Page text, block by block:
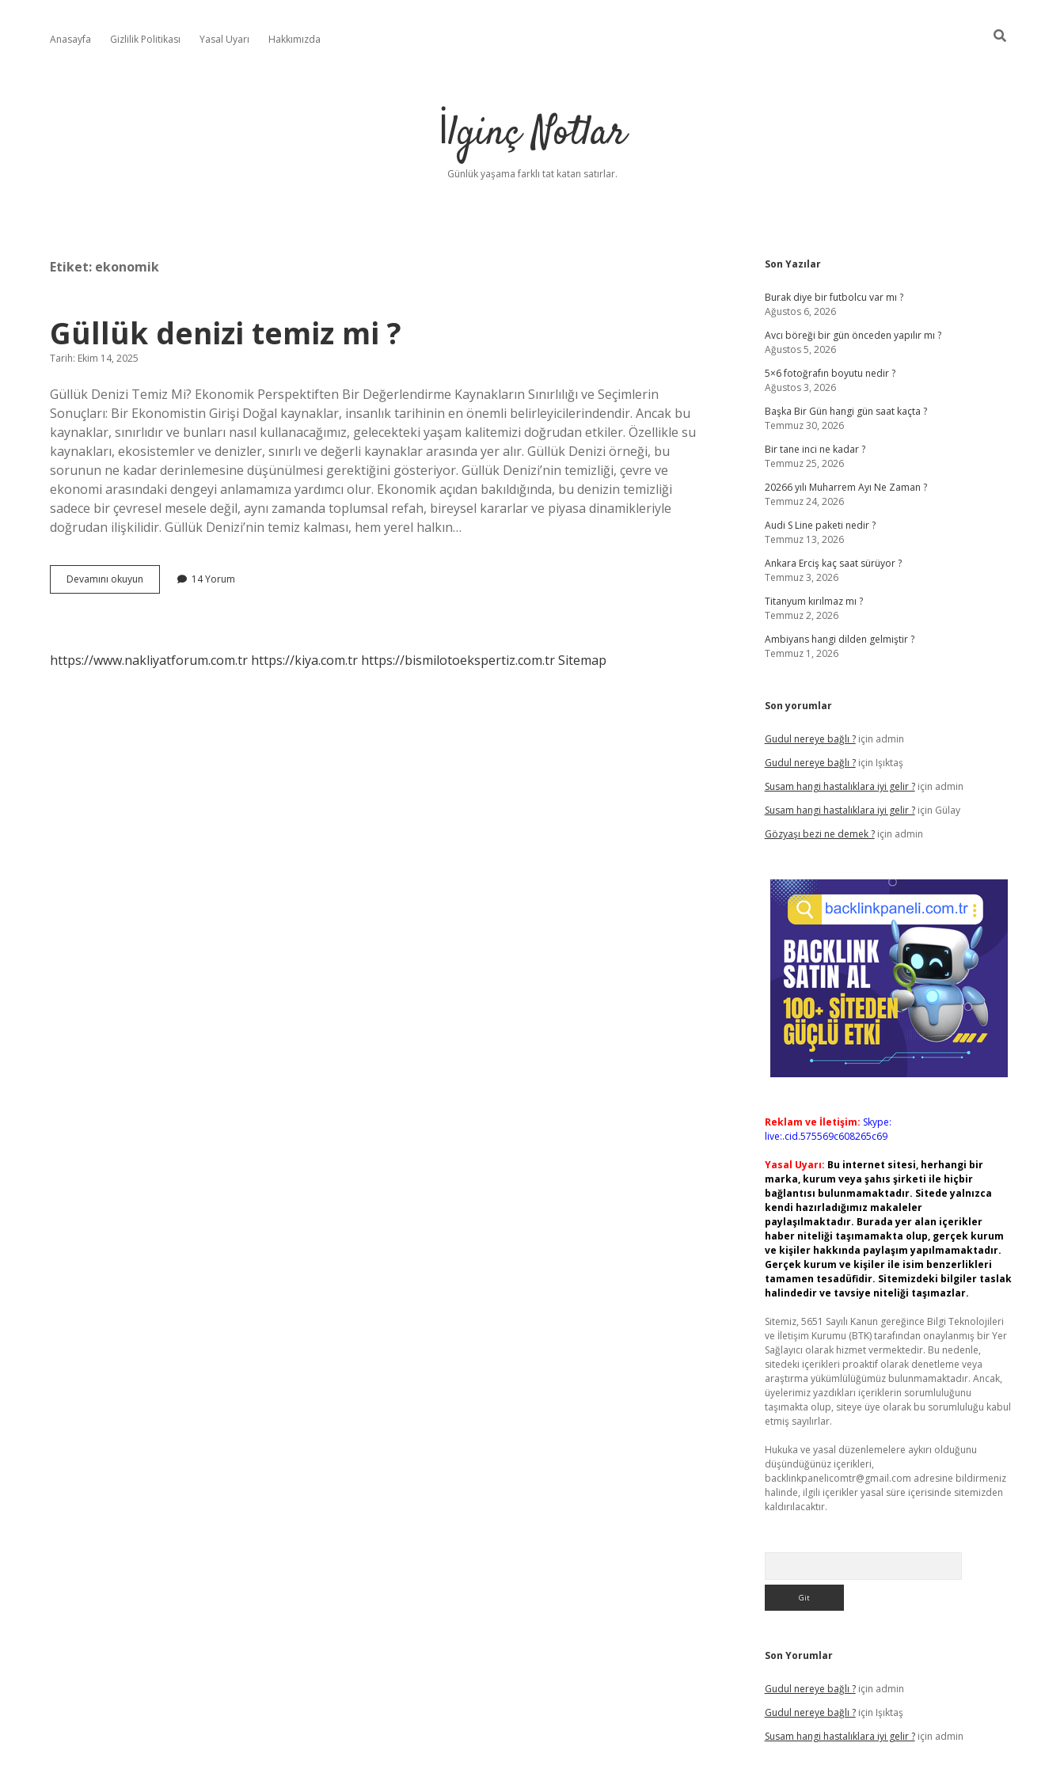
Anasayfa Gizlilik Politikası Yasal Uyarı Hakkımızda
İlginç Notlar
Günlük yaşama farklı tat katan satırlar.
Etiket: ekonomik
Güllük denizi temiz mi ?
Tarih: Ekim 14, 2025
Güllük Denizi Temiz Mi? Ekonomik Perspektiften Bir Değerlendirme Kaynakların Sınırlılığı ve Seçimlerin
Sonuçları: Bir Ekonomistin Girişi Doğal kaynaklar, insanlık tarihinin en önemli belirleyicilerindendir. Ancak bu
kaynaklar, sınırlıdır ve bunları nasıl kullanacağımız, gelecekteki yaşam kalitemizi doğrudan etkiler. Özellikle su
kaynakları, ekosistemler ve denizler, sınırlı ve değerli kaynaklar arasında yer alır. Güllük Denizi örneği, bu
sorunun ne kadar derinlemesine düşünülmesi gerektiğini gösteriyor. Güllük Denizi’nin temizliği, çevre ve
ekonomi arasındaki dengeyi anlamamıza yardımcı olur. Ekonomik açıdan bakıldığında, bu denizin temizliği
sadece bir çevresel mesele değil, aynı zamanda toplumsal refah, bireysel kararlar ve piyasa dinamikleriyle
doğrudan ilişkilidir. Güllük Denizi’nin temiz kalması, hem yerel halkın…
Devamını okuyun
denizi
14 Yorum
https://www.nakliyatforum.com.tr https://kiya.com.tr https://bismilotoekspertiz.com.trSitemap
Sidebar
Son Yazılar
Burak diye bir futbolcu var mı ?
Ağustos 6, 2026
Avcı böreği bir gün önceden yapılır mı ?
Ağustos 5, 2026
5×6 fotoğrafın boyutu nedir ?
Ağustos 3, 2026
Başka Bir Gün hangi gün saat kaçta ?
Temmuz 30, 2026
Bir tane inci ne kadar ?
Temmuz 25, 2026
20266 yılı Muharrem Ayı Ne Zaman ?
Temmuz 24, 2026
Audi S Line paketi nedir ?
Temmuz 13, 2026
Ankara Erciş kaç saat sürüyor ?
Temmuz 3, 2026
Titanyum kırılmaz mı ?
Temmuz 2, 2026
Ambiyans hangi dilden gelmiştir ?
Temmuz 1, 2026
Son yorumlar
Gudul nereye bağlı ?için admin
Gudul nereye bağlı ?için Işıktaş
Susam hangi hastalıklara iyi gelir ?için admin
Susam hangi hastalıklara iyi gelir ?için Gülay
Gözyaşı bezi ne demek ?için admin
Reklam ve İletişim: Skype:
live:.cid.575569c608265c69
Yasal Uyarı: Bu internet sitesi, herhangi bir
marka, kurum veya şahıs şirketi ile hiçbir
bağlantısı bulunmamaktadır. Sitede yalnızca
kendi hazırladığımız makaleler
paylaşılmaktadır. Burada yer alan içerikler
haber niteliği taşımamakta olup, gerçek kurum
ve kişiler hakkında paylaşım yapılmamaktadır.
Gerçek kurum ve kişiler ile isim benzerlikleri
tamamen tesadüfidir. Sitemizdeki bilgiler taslak
halindedir ve tavsiye niteliği taşımazlar.
Sitemiz, 5651 Sayılı Kanun gereğince Bilgi Teknolojileri
ve İletişim Kurumu (BTK) tarafından onaylanmış bir Yer
Sağlayıcı olarak hizmet vermektedir. Bu nedenle,
sitedeki içerikleri proaktif olarak denetleme veya
araştırma yükümlülüğümüz bulunmamaktadır. Ancak,
üyelerimiz yazdıkları içeriklerin sorumluluğunu
taşımakta olup, siteye üye olarak bu sorumluluğu kabul
etmiş sayılırlar.
Hukuka ve yasal düzenlemelere aykırı olduğunu
düşündüğünüz içerikleri,
backlinkpanelicomtr@gmail.com adresine bildirmeniz
halinde, ilgili içerikler yasal süre içerisinde sitemizden
kaldırılacaktır.
Son Yorumlar
Gudul nereye bağlı ?için admin
Gudul nereye bağlı ?için Işıktaş
Susam hangi hastalıklara iyi gelir ?için admin